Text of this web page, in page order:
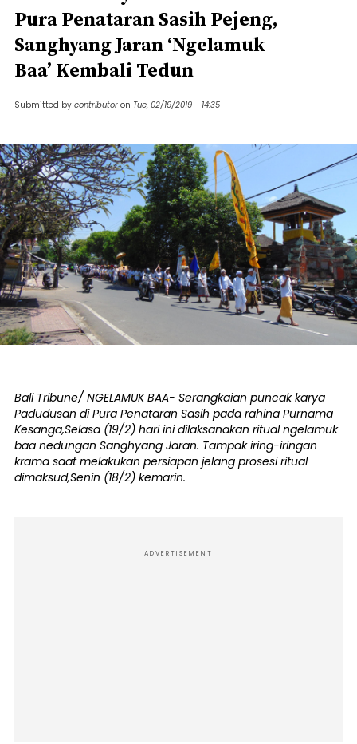
Pura Penataran Sasih Pejeng,
Sanghyang Jaran ‘Ngelamuk
Baa’ Kembali Tedun
Submitted by contributor on Tue, 02/19/2019 - 14:35
Bali Tribune/ NGELAMUK BAA- Serangkaian puncak karya
Padudusan di Pura Penataran Sasih pada rahina Purnama
Kesanga,Selasa (19/2) hari ini dilaksanakan ritual ngelamuk
baa nedungan Sanghyang Jaran. Tampak iring-iringan
krama saat melakukan persiapan jelang prosesi ritual
dimaksud,Senin (18/2) kemarin.
ADVERTISEMENT